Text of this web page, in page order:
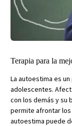
Terapia para la
La autoestima es
adolescentes.
con los demás y su
permite afrontar los
autoestima puede